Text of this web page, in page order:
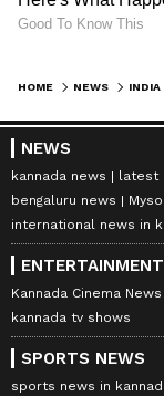
HOME NEWS INDIA
NEWS
kannada news latest
bengaluru news
international news in
Kannada Cinema News
kannada tv shows
SPORTS NEWS
sports news in